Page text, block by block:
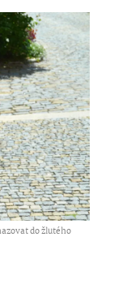
do žlutého